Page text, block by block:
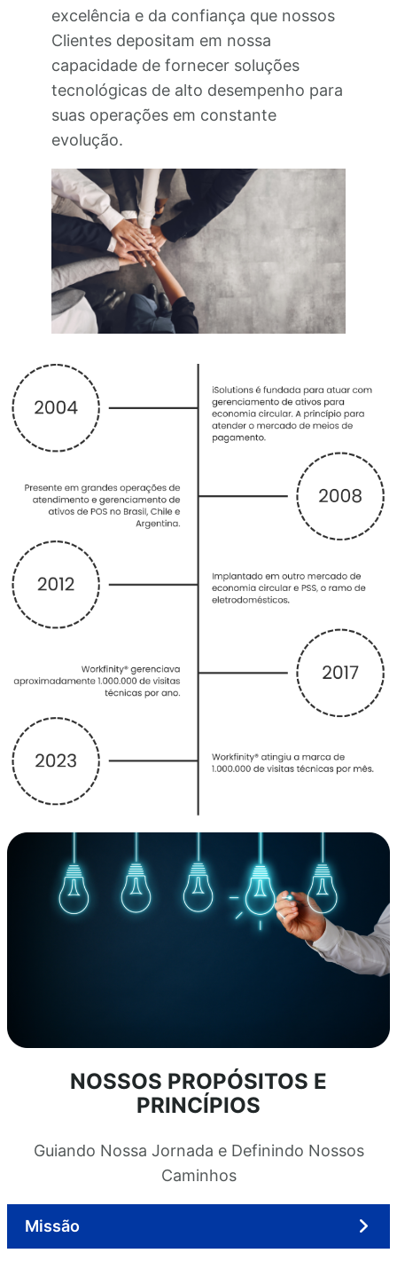
excelência e da confiança que nossos
Clientes depositam em nossa
capacidade de fornecer soluções
tecnológicas de alto desempenho para
suas operações em constante
evolução.
NOSSOS PROPÓSITOS E
PRINCÍPIOS
Guiando Nossa Jornada e Definindo Nossos
Caminhos
Missão